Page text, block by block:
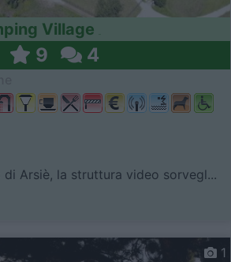
Village
9 4
Arsiè, la struttura video sorvegl...
1